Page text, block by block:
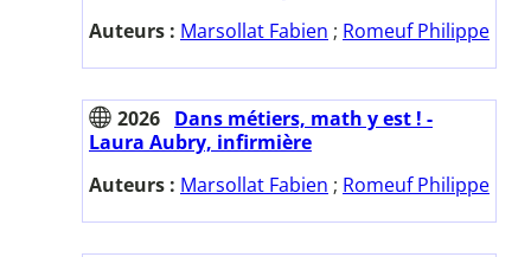
Auteurs : Marsollat Fabien ; Romeuf Philippe
2026 Dans métiers, math y est ! -
Laura Aubry, infirmière
Auteurs : Marsollat Fabien ; Romeuf Philippe